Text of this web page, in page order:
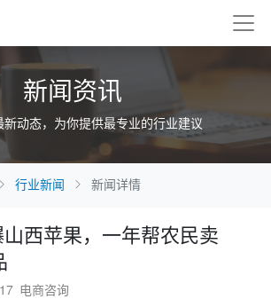
新闻资讯
新动态，为你提供最专业的行业建议
行业新闻 新闻详情
西苹果，一年帮农民卖
电商咨询